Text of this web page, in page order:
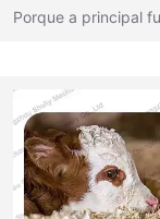
Porque a principal